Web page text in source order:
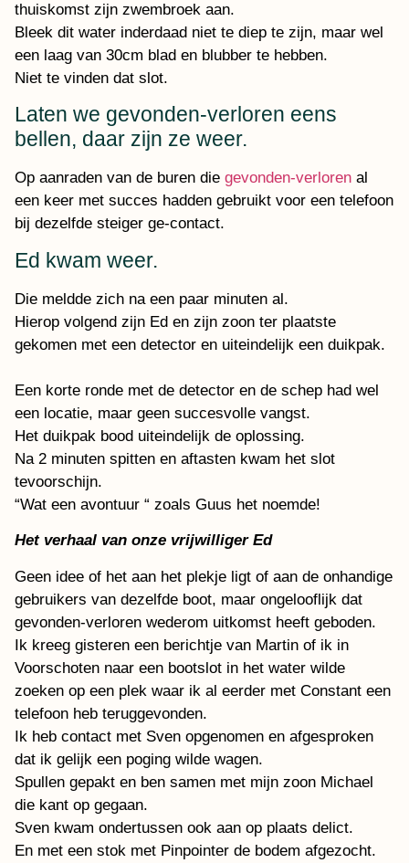
thuiskomst zijn zwembroek aan.
Bleek dit water inderdaad niet te diep te zijn, maar wel
een laag van 30cm blad en blubber te hebben.
Niet te vinden dat slot.
Laten we gevonden-verloren eens
bellen, daar zijn ze weer.
Op aanraden van de buren die gevonden-verloren al
een keer met succes hadden gebruikt voor een telefoon
bij dezelfde steiger ge-contact.
Ed kwam weer.
Die meldde zich na een paar minuten al.
Hierop volgend zijn Ed en zijn zoon ter plaatste
gekomen met een detector en uiteindelijk een duikpak.
Een korte ronde met de detector en de schep had wel
een locatie, maar geen succesvolle vangst.
Het duikpak bood uiteindelijk de oplossing.
Na 2 minuten spitten en aftasten kwam het slot
tevoorschijn.
“Wat een avontuur “ zoals Guus het noemde!
Het verhaal van onze vrijwilliger Ed
Geen idee of het aan het plekje ligt of aan de onhandige
gebruikers van dezelfde boot, maar ongelooflijk dat
gevonden-verloren wederom uitkomst heeft geboden.
Ik kreeg gisteren een berichtje van Martin of ik in
Voorschoten naar een bootslot in het water wilde
zoeken op een plek waar ik al eerder met Constant een
telefoon heb teruggevonden.
Ik heb contact met Sven opgenomen en afgesproken
dat ik gelijk een poging wilde wagen.
Spullen gepakt en ben samen met mijn zoon Michael
die kant op gegaan.
Sven kwam ondertussen ook aan op plaats delict.
En met een stok met Pinpointer de bodem afgezocht.